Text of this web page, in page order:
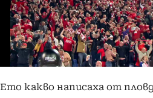
Ето какво написаха от